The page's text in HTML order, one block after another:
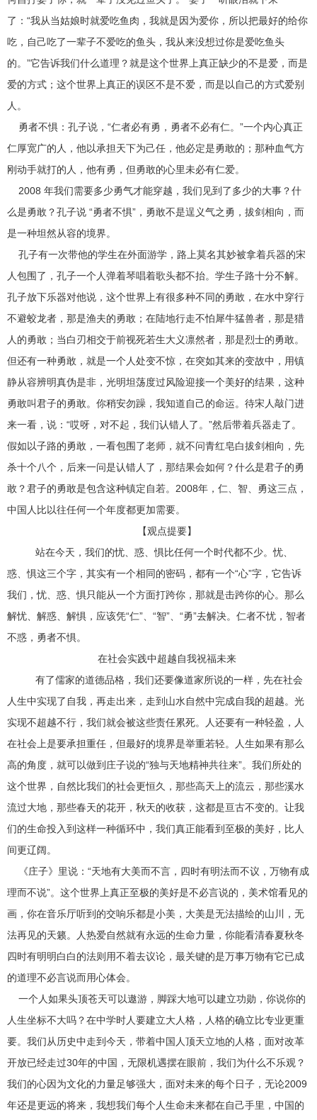
了：“我从当姑娘时就爱吃鱼肉，我就是因为爱你，所以把最好的给你
吃，自己吃了一辈子不爱吃的鱼头，我从来没想过你是爱吃鱼头
的。”它告诉我们什么道理？就是这个世界上真正缺少的不是爱，而是
爱的方式；这个世界上真正的误区不是不爱，而是以自己的方式爱别
人。
勇者不惧：孔子说，“仁者必有勇，勇者不必有仁。”一个内心真正
仁厚宽广的人，他以承担天下为己任，他必定是勇敢的；那种血气方
刚动手就打的人，他有勇，但勇敢的心里未必有仁爱。
2008 年我们需要多少勇气才能穿越，我们见到了多少的大事？什
么是勇敢？孔子说 “勇者不惧”，勇敢不是逞义气之勇，拔剑相向，而
是一种坦然从容的境界。
孔子有一次带他的学生在外面游学，路上莫名其妙被拿着兵器的宋
人包围了，孔子一个人弹着琴唱着歌头都不抬。学生子路十分不解。
孔子放下乐器对他说，这个世界上有很多种不同的勇敢，在水中穿行
不避蛟龙者，那是渔夫的勇敢；在陆地行走不怕犀牛猛兽者，那是猎
人的勇敢；当白刃相交于前视死若生大义凛然者，那是烈士的勇敢。
但还有一种勇敢，就是一个人处变不惊，在突如其来的变故中，用镇
静从容辨明真伪是非，光明坦荡度过风险迎接一个美好的结果，这种
勇敢叫君子的勇敢。你稍安勿躁，我知道自己的命运。待宋人敲门进
来一看，说：“哎呀，对不起，我们认错人了。”然后带着兵器走了。
假如以子路的勇敢，一看包围了老师，就不问青红皂白拔剑相向，先
杀十个八个，后来一问是认错人了，那结果会如何？什么是君子的勇
敢？君子的勇敢是包含这种镇定自若。2008年，仁、智、勇这三点，
中国人比以往任何一个年度都更加需要。
【观点提要】
站在今天，我们的忧、惑、惧比任何一个时代都不少。忧、
惑、惧这三个字，其实有一个相同的密码，都有一个“心”字，它告诉
我们，忧、惑、惧只能从一个方面打跨你，那就是击跨你的心。那么
解忧、解惑、解惧，应该凭“仁”、“智”、“勇”去解决。仁者不忧，智者
不惑，勇者不惧。
在社会实践中超越自我祝福未来
有了儒家的道德品格，我们还要像道家所说的一样，先在社会
人生中实现了自我，再走出来，走到山水自然中完成自我的超越。光
实现不超越不行，我们就会被这些责任累死。人还要有一种轻盈，人
在社会上是要承担重任，但最好的境界是举重若轻。人生如果有那么
高的角度，就可以做到庄子说的“独与天地精神共往来”。我们所处的
这个世界，自然比我们的社会更恒久，那些高天上的流云，那些溪水
流过大地，那些春天的花开，秋天的收获，这都是亘古不变的。让我
们的生命投入到这样一种循环中，我们真正能看到至极的美好，比人
间更辽阔。
《庄子》里说：“天地有大美而不言，四时有明法而不议，万物有成
理而不说”。这个世界上真正至极的美好是不必言说的，美术馆看见的
画，你在音乐厅听到的交响乐都是小美，大美是无法描绘的山川，无
法再见的天籁。人热爱自然就有永远的生命力量，你能看清春夏秋冬
四时有明明白白的法则用不着去议论，最关键的是万事万物有它已成
的道理不必言说而用心体会。
一个人如果头顶苍天可以遨游，脚踩大地可以建立功勋，你说你的
人生坐标不大吗？在中学时人要建立大人格，人格的确立比专业更重
要。我们从历史中走到今天，带着中国人顶天立地的人格，面对改革
开放已经走过30年的中国，无限机遇摆在眼前，我们为什么不乐观？
我们的心因为文化的力量足够强大，面对未来的每个日子，无论2009
年还是更远的将来，我想我们每个人生命未来都在自己手里，中国的